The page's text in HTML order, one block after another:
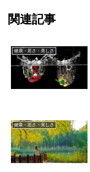
関連記事
健康・若さ・美しさ
健康・若さ・美しさ